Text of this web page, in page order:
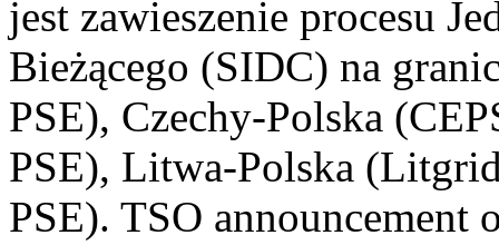
jest zawieszenie procesu
Bieżącego (SIDC) na
PSE), Czechy-Polska
PSE), Litwa-Polska
PSE). TSO announcement